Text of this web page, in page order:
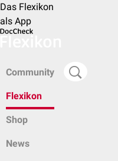
Das Flexikon
als App
Community
Flexikon
Shop
News